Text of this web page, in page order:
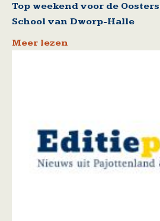
Top weekend voor de
School van Dworp-Halle
Meer lezen